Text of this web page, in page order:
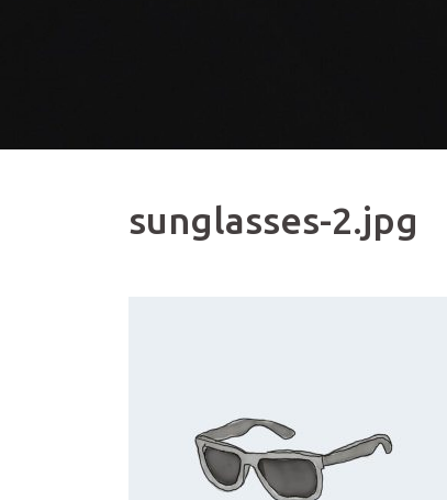
sunglasses-2.jpg